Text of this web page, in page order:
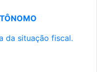
da situação fiscal.